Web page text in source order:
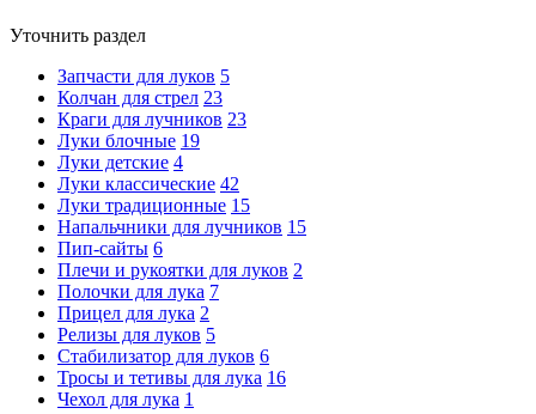
Уточнить раздел
Запчасти для луков 5
Колчан для стрел 23
Краги для лучников 23
Луки блочные 19
Луки детские 4
Луки классические 42
Луки традиционные 15
Напальчники для лучников 15
Пип-сайты 6
Плечи и рукоятки для луков 2
Полочки для лука 7
Прицел для лука 2
Релизы для луков 5
Стабилизатор для луков 6
Тросы и тетивы для лука 16
Чехол для лука 1